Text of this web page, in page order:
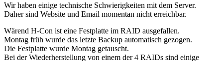
Wir haben einige technische Schwierigkeiten mit dem Server.
Daher sind Website und Email momentan nicht erreichbar.
Wärend H-Con ist eine Festplatte im RAID ausgefallen.
Montag früh wurde das letzte Backup automatisch gezogen.
Die Festplatte wurde Montag getauscht.
Bei der Wiederherstellung von einem der 4 RAIDs sind einige